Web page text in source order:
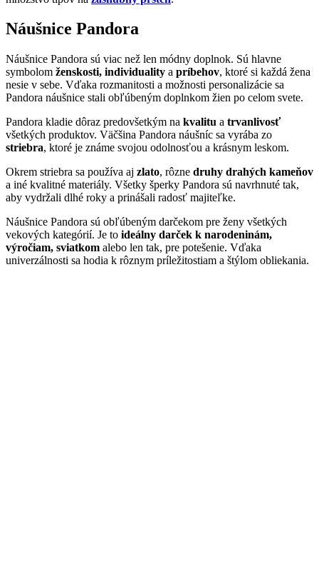
Náušnice Pandora
Náušnice Pandora sú viac než len módny doplnok. Sú hlavne
symbolom ženskosti, individuality a príbehov, ktoré si každá žena
nesie v sebe. Vďaka rozmanitosti a možnosti personalizácie sa
Pandora náušnice stali obľúbeným doplnkom žien po celom svete.
Pandora kladie dôraz predovšetkým na kvalitu a trvanlivosť
všetkých produktov. Väčšina Pandora náušníc sa vyrába zo
striebra, ktoré je známe svojou odolnosťou a krásnym leskom.
Okrem striebra sa používa aj zlato, rôzne druhy drahých kameňov
a iné kvalitné materiály. Všetky šperky Pandora sú navrhnuté tak,
aby vydržali dlhé roky a prinášali radosť majiteľke.
Náušnice Pandora sú obľúbeným darčekom pre ženy všetkých
vekových kategórií. Je to ideálny darček k narodeninám,
výročiam, sviatkom alebo len tak, pre potešenie. Vďaka
univerzálnosti sa hodia k rôznym príležitostiam a štýlom obliekania.